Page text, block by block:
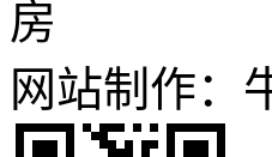
房
网站制作：